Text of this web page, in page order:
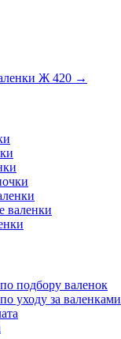
Ж 420 →
валенки
подбору валенок
уходу за валенками